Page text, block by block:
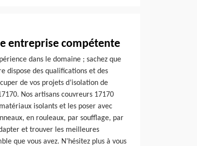
entreprise compétente
dans le domaine ; sachez que
dispose des qualifications et des
de vos projets d’isolation de
Nos artisans couvreurs 17170
isolants et les poser avec
en rouleaux, par soufflage, par
et trouver les meilleures
que vous avez. N’hésitez plus à vous